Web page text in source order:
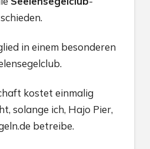
in einem besonderen
kostet einmalig
solange ich, Hajo Pier,
betreibe.